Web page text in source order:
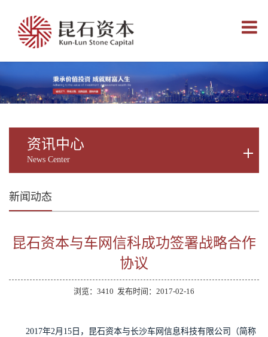
Toggle
资讯中心
News Center
新闻动态
昆石资本与车网信科成功签署战略合作
协议
浏览：3410 发布时间：2017-02-16
2017年2月15日，昆石资本与长沙车网信息科技有限公司（简称